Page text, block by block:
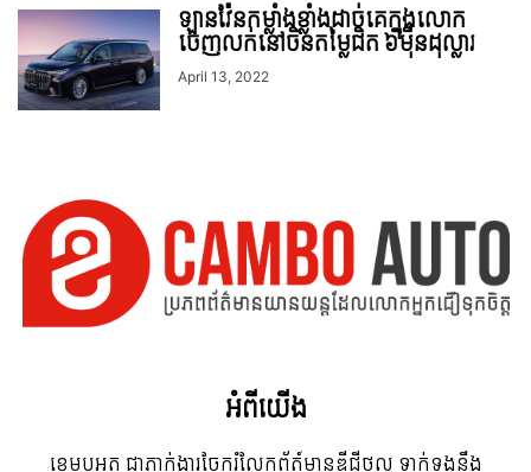
ឡានវ៉ែនកម្លាំងខ្លាំងដាច់គេក្នុងលោក
ចេញលក់នៅចិនតម្លៃជិត ៦ម៉ឺនដុល្លារ
April 13, 2022
អំពី​យើង
ខេមបូអូតូ ជាភ្នាក់ងារចែករំលែកព័ត៍មានឌីជីថល ទាក់ទងនឹង